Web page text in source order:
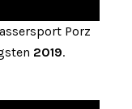
Porz
2019.